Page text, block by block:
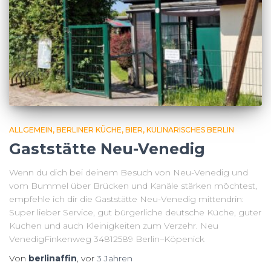
ALLGEMEIN BERLINER KÜCHE BIER KULINARISCHES BERLIN
Gaststätte Neu-Venedig
Wenn du dich bei deinem Besuch von Neu-Venedig und
vom Bummel über Brücken und Kanäle stärken möchtest,
empfehle ich dir die Gaststätte Neu-Venedig mittendrin:
Super lieber Service, gut bürgerliche deutsche Küche, guter
Kuchen und auch Kleinigkeiten zum Verzehr. Neu
VenedigFinkenweg 34812589 Berlin–Köpenick
Von berlinaffin, vor 3 Jahren